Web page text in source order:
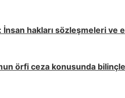
hakları sözleşmeleri ve
örfi ceza konusunda